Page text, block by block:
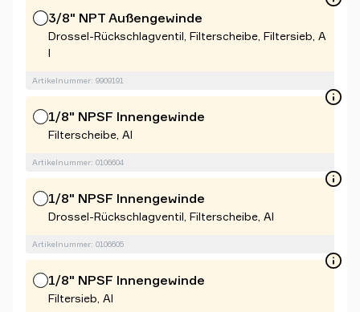
3/8" NPT Außengewinde
Drossel-Rückschlagventil, Filterscheibe, Filtersieb, A
l
Artikelnummer: 9909191
1/8" NPSF Innengewinde
Filterscheibe, Al
Artikelnummer: 0106604
1/8" NPSF Innengewinde
Drossel-Rückschlagventil, Filterscheibe, Al
Artikelnummer: 0106605
1/8" NPSF Innengewinde
Filtersieb, Al